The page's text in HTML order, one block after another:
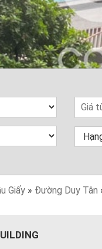
Giấy» Đường Duy Tân